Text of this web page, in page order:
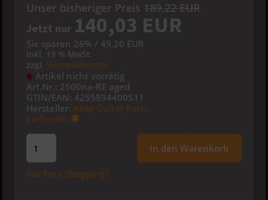
Unser bisheriger Preis 189,22 EUR
Jetzt nur 140,03 EUR
Sie sparen 26% / 49,20 EUR
inkl. 19 % MwSt.
zzgl.Versandkosten
Artikel nicht vorrätig
Art.Nr.: 2500na-RE aged
GTIN/EAN: 4255894400511
Hersteller:ABM Guitar Parts
Lieferzeit:
In den Warenkorb
Tax Free Shopping?